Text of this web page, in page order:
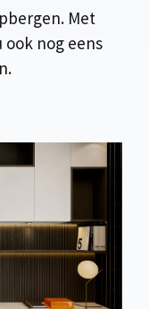
Met
nog eens